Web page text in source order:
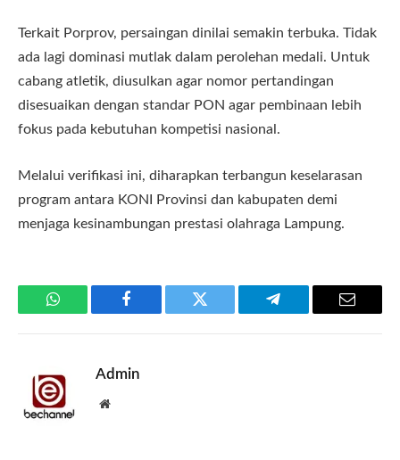
Terkait Porprov, persaingan dinilai semakin terbuka. Tidak
ada lagi dominasi mutlak dalam perolehan medali. Untuk
cabang atletik, diusulkan agar nomor pertandingan
disesuaikan dengan standar PON agar pembinaan lebih
fokus pada kebutuhan kompetisi nasional.
Melalui verifikasi ini, diharapkan terbangun keselarasan
program antara KONI Provinsi dan kabupaten demi
menjaga kesinambungan prestasi olahraga Lampung.
WhatsApp Facebook Twitter Telegram Email
Admin
Website